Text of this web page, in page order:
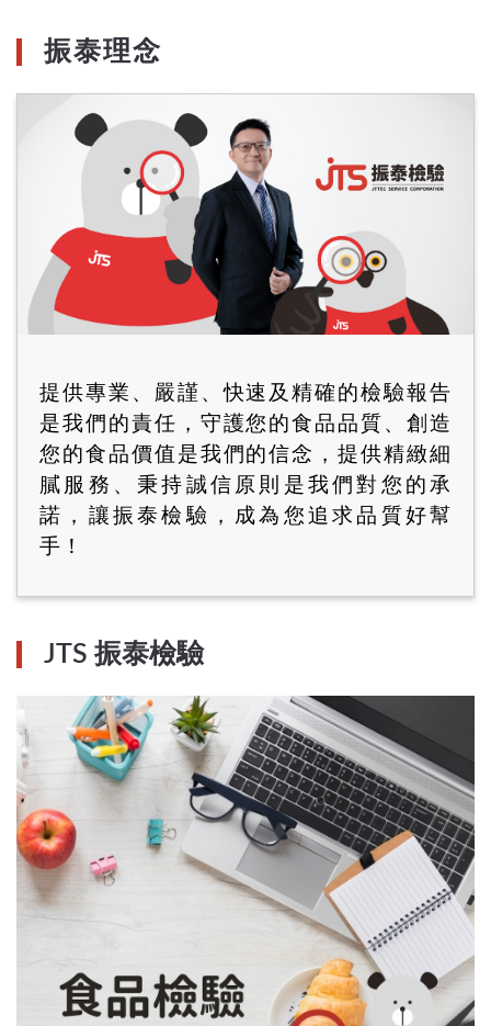
振泰理念
提供專業、嚴謹、快速及精確的檢驗報告
是我們的責任，守護您的食品品質、創造
您的食品價值是我們的信念，提供精緻細
膩服務、秉持誠信原則是我們對您的承
諾，讓振泰檢驗，成為您追求品質好幫
手！
JTS 振泰檢驗